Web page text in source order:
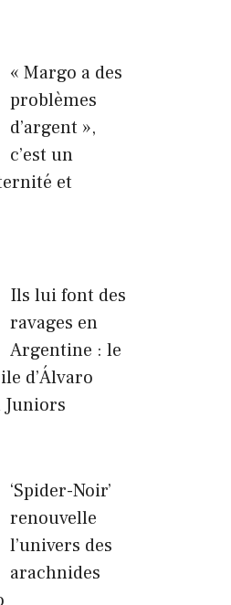
« Margo a des
problèmes
d’argent »,
c’est un
et
Ils lui font des
ravages en
Argentine : le
d’Álvaro
Juniors
‘Spider-Noir’
renouvelle
l’univers des
arachnides